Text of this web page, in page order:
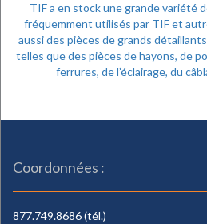
TIF a en stock une grande variété
fréquemment utilisés par TIF et
aussi des pièces de grands
telles que des pièces de hayons, de
ferrures, de l’éclairage, du
Coordonnées :
877.749.8686 (tél.)